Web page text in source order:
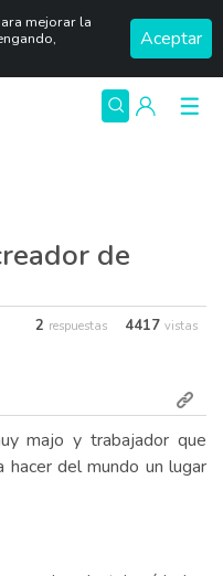
mejorar la
Aceptar
de
2 respuestas 4417 vistas
majo y trabajador que
hacer del mundo un lugar